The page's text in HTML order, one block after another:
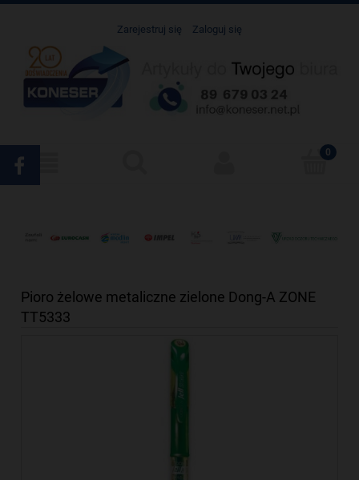
Zarejestruj się Zaloguj się
Pioro żelowe metaliczne zielone Dong-A ZONE
TT5333